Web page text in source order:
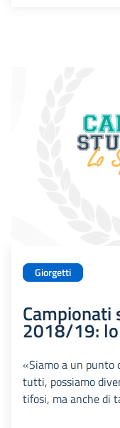
Giorgetti
Campionati
2018/19:
«Siamo a un punto
tutti, possiamo
tifosi, ma anche di